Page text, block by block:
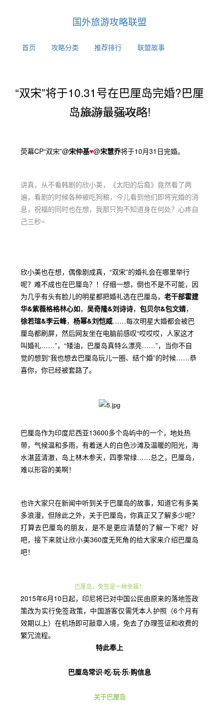
国外旅游攻略联盟
首页 攻略分类 推荐排行 联盟故事
​“双宋”将于10.31号在巴厘岛完婚?巴厘
岛旅游最强攻略!
2022-01-15 22:04:21
荧幕CP“双宋”@宋仲基♥@宋慧乔将于10月31日完婚。
讲真，从不看韩剧的欣小美，《太阳的后裔》竟然看了两
遍，看剧的时候各种被吃狗粮，今儿看到他们即将完婚的消
息，祝福的同时也在想，我那只狗不知道身在何处？心疼自
己三秒~
欣小美也在想，偶像剧成真，“双宋”的婚礼会在哪里举行
呢？难不成也在巴厘岛？！仔细一想，倒也不是不可能，因
为几乎有头有脸儿的明星都把婚礼选在巴厘岛， 老干部霍建
华&紫薇格格林心如， 吴奇隆&刘诗诗， 包贝尔&包文婧，
徐若瑄&李云峰， 杨幂&刘恺威……每次明星大婚都会被巴
厘岛都刷屏，然后网友坐在电脑前感叹“哎哎哎，人家这才
叫婚礼……”，“矮油，巴厘岛真特么漂亮……”，当你不自
觉的想到“我也想去巴厘岛玩儿一圈、结个婚”的时候……恭
喜你，你已经被套路了。
巴厘岛作为印度尼西亚13600多个岛屿中的一个，地处热
带，气候温和多雨，有着迷人的白色沙滩及温暖的阳光，海
水湛蓝清澈，岛上林木参天，四季常绿……总之，巴厘岛，
难以形容的美啊！
也许大家只在新闻中听到关于巴厘岛的故事，知道它有多美
多浪漫，但除此之外，关于巴厘岛，你真正又了解多少呢？
打算去巴厘岛的朋友，是不是更应清楚的了解一下呢？好
吧，接下来就让欣小美360度无死角的给大家来介绍巴厘岛
吧！
巴厘岛，免签是一种幸福！
2015年6月10日起，印尼将已对中国公民由原来的落地签政
策改为实行免签政策，中国游客仅需凭本人护照（6个月有
效期以上）在机场即可敲章入境，免去了办理签证和收费的
繁冗流程。
特此奉上
巴厘岛常识·吃·玩·乐·购信息
关于巴厘岛